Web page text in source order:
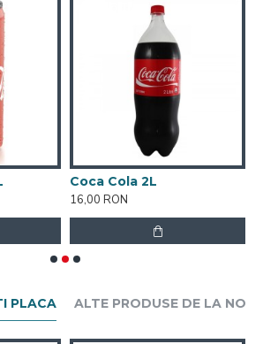
Coca Cola 2L
16,00 RON
PLACA ALTE PRODUSE DE LA NOI